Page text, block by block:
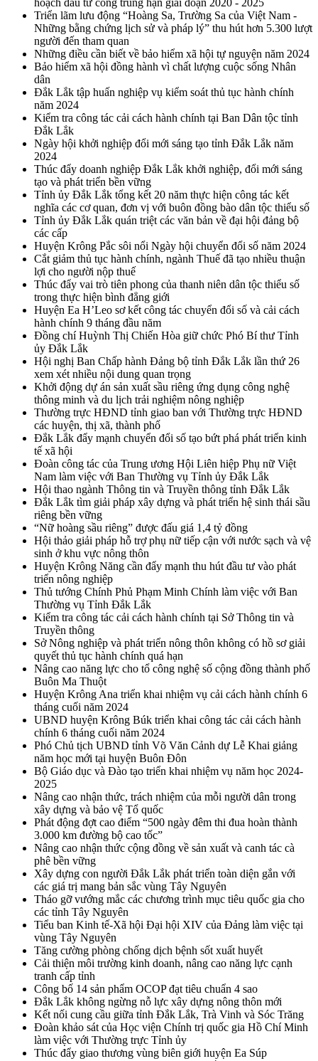
hoạch đầu tư công trung hạn giai đoạn 2020 - 2025
Triển lãm lưu động “Hoàng Sa, Trường Sa của Việt Nam -
Những bằng chứng lịch sử và pháp lý” thu hút hơn 5.300 lượt
người đến tham quan
Những điều cần biết về bảo hiểm xã hội tự nguyện năm 2024
Bảo hiểm xã hội đồng hành vì chất lượng cuộc sống Nhân
dân
Đắk Lắk tập huấn nghiệp vụ kiểm soát thủ tục hành chính
năm 2024
Kiểm tra công tác cải cách hành chính tại Ban Dân tộc tỉnh
Đắk Lắk
Ngày hội khởi nghiệp đổi mới sáng tạo tỉnh Đắk Lắk năm
2024
Thúc đẩy doanh nghiệp Đắk Lắk khởi nghiệp, đổi mới sáng
tạo và phát triển bền vững
Tỉnh ủy Đắk Lắk tổng kết 20 năm thực hiện công tác kết
nghĩa các cơ quan, đơn vị với buôn đồng bào dân tộc thiểu số
Tỉnh ủy Đắk Lắk quán triệt các văn bản về đại hội đảng bộ
các cấp
Huyện Krông Pắc sôi nổi Ngày hội chuyển đổi số năm 2024
Cắt giảm thủ tục hành chính, ngành Thuế đã tạo nhiều thuận
lợi cho người nộp thuế
Thúc đẩy vai trò tiên phong của thanh niên dân tộc thiểu số
trong thực hiện bình đẳng giới
Huyện Ea H’Leo sơ kết công tác chuyển đổi số và cải cách
hành chính 9 tháng đầu năm
Đồng chí Huỳnh Thị Chiến Hòa giữ chức Phó Bí thư Tỉnh
ủy Đắk Lắk
Hội nghị Ban Chấp hành Đảng bộ tỉnh Đắk Lắk lần thứ 26
xem xét nhiều nội dung quan trọng
Khởi động dự án sản xuất sầu riêng ứng dụng công nghệ
thông minh và du lịch trải nghiệm nông nghiệp
Thường trực HĐND tỉnh giao ban với Thường trực HĐND
các huyện, thị xã, thành phố
Đắk Lắk đẩy mạnh chuyển đổi số tạo bứt phá phát triển kinh
tế xã hội
Đoàn công tác của Trung ương Hội Liên hiệp Phụ nữ Việt
Nam làm việc với Ban Thường vụ Tỉnh ủy Đắk Lắk
Hội thao ngành Thông tin và Truyền thông tỉnh Đắk Lắk
Đắk Lắk tìm giải pháp xây dựng và phát triển hệ sinh thái sầu
riêng bền vững
“Nữ hoàng sầu riêng” được đấu giá 1,4 tỷ đồng
Hội thảo giải pháp hỗ trợ phụ nữ tiếp cận với nước sạch và vệ
sinh ở khu vực nông thôn
Huyện Krông Năng cần đẩy mạnh thu hút đầu tư vào phát
triển nông nghiệp
Thủ tướng Chính Phủ Phạm Minh Chính làm việc với Ban
Thường vụ Tỉnh Đắk Lắk
Kiểm tra công tác cải cách hành chính tại Sở Thông tin và
Truyền thông
Sở Nông nghiệp và phát triển nông thôn không có hồ sơ giải
quyết thủ tục hành chính quá hạn
Nâng cao năng lực cho tổ công nghệ số cộng đồng thành phố
Buôn Ma Thuột
Huyện Krông Ana triển khai nhiệm vụ cải cách hành chính 6
tháng cuối năm 2024
UBND huyện Krông Búk triển khai công tác cải cách hành
chính 6 tháng cuối năm 2024
Phó Chủ tịch UBND tỉnh Võ Văn Cảnh dự Lễ Khai giảng
năm học mới tại huyện Buôn Đôn
Bộ Giáo dục và Đào tạo triển khai nhiệm vụ năm học 2024-
2025
Nâng cao nhận thức, trách nhiệm của mỗi người dân trong
xây dựng và bảo vệ Tổ quốc
Phát động đợt cao điểm “500 ngày đêm thi đua hoàn thành
3.000 km đường bộ cao tốc”
Nâng cao nhận thức cộng đồng về sản xuất và canh tác cà
phê bền vững
Xây dựng con người Đắk Lắk phát triển toàn diện gắn với
các giá trị mang bản sắc vùng Tây Nguyên
Tháo gỡ vướng mắc các chương trình mục tiêu quốc gia cho
các tỉnh Tây Nguyên
Tiểu ban Kinh tế-Xã hội Đại hội XIV của Đảng làm việc tại
vùng Tây Nguyên
Tăng cường phòng chống dịch bệnh sốt xuất huyết
Cải thiện môi trường kinh doanh, nâng cao năng lực cạnh
tranh cấp tỉnh
Công bố 14 sản phẩm OCOP đạt tiêu chuẩn 4 sao
Đắk Lắk không ngừng nỗ lực xây dựng nông thôn mới
Kết nối cung cầu giữa tỉnh Đắk Lắk, Trà Vinh và Sóc Trăng
Đoàn khảo sát của Học viện Chính trị quốc gia Hồ Chí Minh
làm việc với Thường trực Tỉnh ủy
Thúc đẩy giao thương vùng biên giới huyện Ea Súp